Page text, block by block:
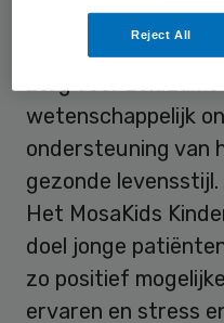
combinatie van
onderzoek en
wetenschappelijk
ondersteuning van
gezonde levensstijl.
Het MosaKids
doel jonge
zo positief
ervaren en stress
Reject All